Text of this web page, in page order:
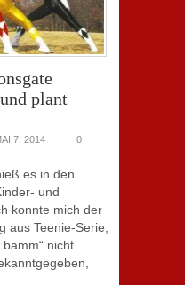
plant
7, 2014
0
es in den
und
konnte mich der
aus Teenie-Serie,
nicht